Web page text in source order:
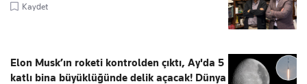
Kaydet
Elon Musk’ın roketi kontrolden çıktı, Ay'da 5
katlı bina büyüklüğünde delik açacak! Dünya